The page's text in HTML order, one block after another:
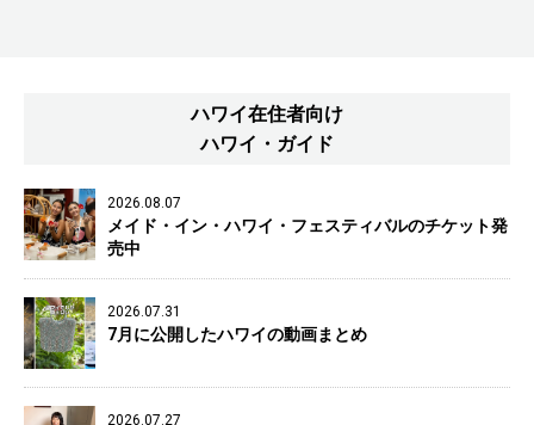
ハワイ在住者向け
ハワイ・ガイド
2026.08.07
メイド・イン・ハワイ・フェスティバルのチケット発
売中
2026.07.31
7月に公開したハワイの動画まとめ
2026.07.27